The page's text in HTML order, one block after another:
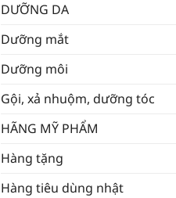
DƯỠNG DA
Dưỡng mắt
Dưỡng môi
Gội, xả nhuộm, dưỡng tóc
HÃNG MỸ PHẨM
Hàng tặng
Hàng tiêu dùng nhật